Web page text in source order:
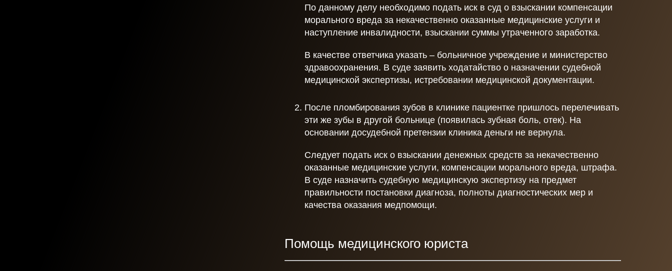
По данному делу необходимо подать иск в суд о взыскании компенсации
морального вреда за некачественно оказанные медицинские услуги и
наступление инвалидности, взыскании суммы утраченного заработка.
В качестве ответчика указать – больничное учреждение и министерство
здравоохранения. В суде заявить ходатайство о назначении судебной
медицинской экспертизы, истребовании медицинской документации.
После пломбирования зубов в клинике пациентке пришлось перелечивать
эти же зубы в другой больнице (появилась зубная боль, отек). На
основании досудебной претензии клиника деньги не вернула.
Следует подать иск о взыскании денежных средств за некачественно
оказанные медицинские услуги, компенсации морального вреда, штрафа.
В суде назначить судебную медицинскую экспертизу на предмет
правильности постановки диагноза, полноты диагностических мер и
качества оказания медпомощи.
Помощь медицинского юриста